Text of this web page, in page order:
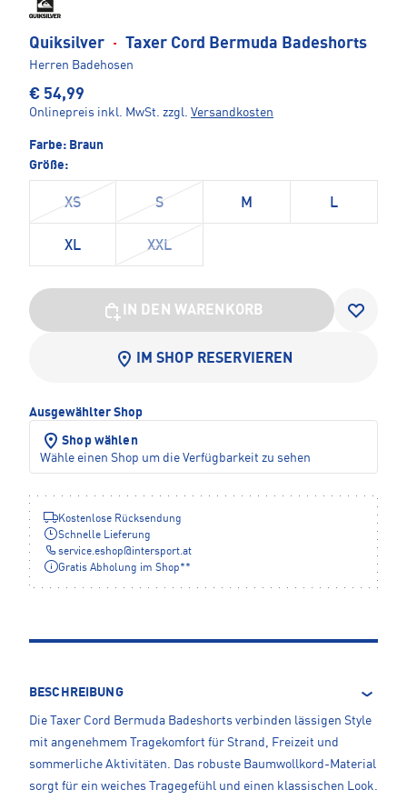
Quiksilver · Taxer Cord Bermuda Badeshorts
Herren Badehosen
€ 54,99
Onlinepreis inkl. MwSt. zzgl. Versandkosten
Farbe: Braun
Größe:
XS S M L
XL XXL
IN DEN WARENKORB
IM SHOP RESERVIEREN
Ausgewählter Shop
Shop wählen
Wähle einen Shop um die Verfügbarkeit zu sehen
Kostenlose Rücksendung
Schnelle Lieferung
service.eshop@intersport.at
Gratis Abholung im Shop**
BESCHREIBUNG
Die Taxer Cord Bermuda Badeshorts verbinden lässigen Style
mit angenehmem Tragekomfort für Strand, Freizeit und
sommerliche Aktivitäten. Das robuste Baumwollkord-Material
sorgt für ein weiches Tragegefühl und einen klassischen Look.